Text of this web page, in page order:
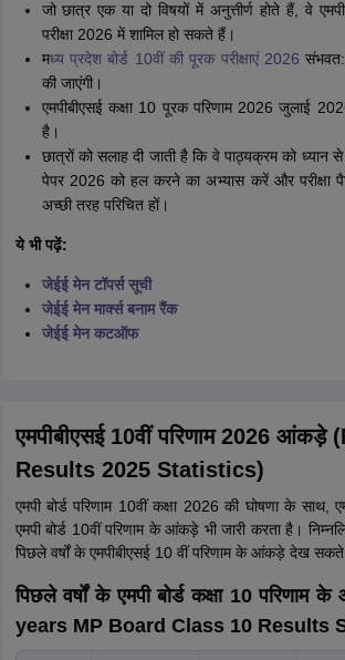
जो छात्र एक या दो विषयों में अनुत्तीर्ण होते हैं, वे
परीक्षा 2026 में शामिल हो सकते हैं।
मध्य प्रदेश बोर्ड 10वीं की पूरक परीक्षाएं 2026
की जाएंगी।
एमपीबीएसई कक्षा 10 पूरक परिणाम 2026 जुलाई
है।
छात्रों को सलाह दी जाती है कि वे पाठ्यक्रम को ध्यान
पेपर 2026 को हल करने का अभ्यास करें और परीक्षा
अच्छी तरह परिचित हों।
ये भी पढ़ें:
जेईई मेन टॉपर्स सूची
जेईई मेन मार्क्स बनाम रैंक
जेईई मेन कटऑफ
एमपीबीएसई 10वीं परिणाम 2026 आंकड़े
Results 2025 Statistics)
एमपी बोर्ड परिणाम 10वीं कक्षा 2026 की घोषणा के साथ,
एमपी बोर्ड 10वीं परिणाम के आंकड़े भी जारी करता है।
पिछले वर्षों के एमपीबीएसई 10 वीं परिणाम के आंकड़े देख
पिछले वर्षों के एमपी बोर्ड कक्षा 10
years MP Board Class 10 Results